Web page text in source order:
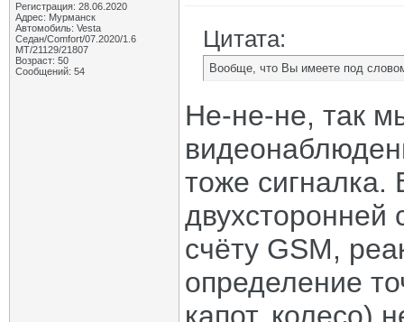
Регистрация: 28.06.2020
Адрес: Мурманск
Автомобиль: Vesta
Седан/Comfort/07.2020/1.6
МТ/21129/21807
Возраст: 50
Сообщений: 54
Цитата:
Вообще, что Вы имеете под
Не-не-не, так
тоже сигналка.
двухсторонней
счёту GSM,
определение